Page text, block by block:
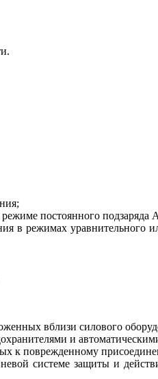
постоянного подзаряда
в режимах уравнительного
вблизи силового
и
к поврежденному
системе защиты и